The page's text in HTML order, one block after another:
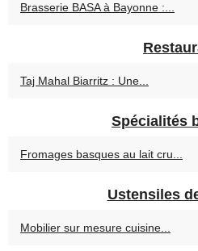
Brasserie BASA à Bayonne :...
Taj Mahal Biarritz : Une...
Spécialités
Fromages basques au lait cru...
Ustensiles
Mobilier sur mesure cuisine...